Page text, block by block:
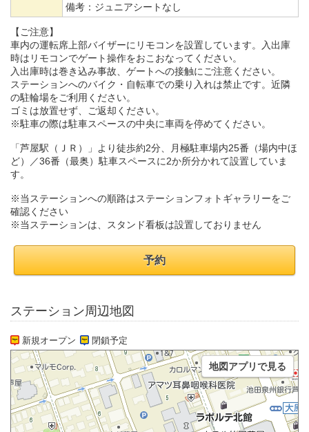
備考： ジュニアシートなし
【ご注意】
車内の運転席上部バイザーにリモコンを設置しています。入出庫
時はリモコンでゲート操作をおこおなってください。
入出庫時は巻き込み事故、ゲートへの接触にご注意ください。
ステーションへのバイク・自転車での乗り入れは禁止です。近隣
の駐輪場をご利用ください。
ゴミは放置せず、ご返却ください。
※駐車の際は駐車スペースの中央に車両を停めてください。
「芦屋駅（ＪＲ）」より徒歩約2分、月極駐車場内25番（場内中ほ
ど）／36番（最奥）駐車スペースに2か所分かれて設置していま
す。
※当ステーションへの順路はステーションフォトギャラリーをご
確認ください
※当ステーションは、スタンド看板は設置しておりません
予約
ステーション周辺地図
新規オープン 閉鎖予定
地図アプリで見る